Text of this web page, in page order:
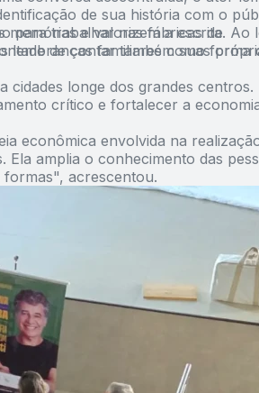
de sua história com o
para trabalhar nas fábricas de
de contar também suas
e valorizem a escrita. Ao
lembranças familiares como forma
cidades longe dos grandes centros.
crítico e fortalecer a
econômica envolvida na
amplia o conhecimento das
formas", acrescentou.